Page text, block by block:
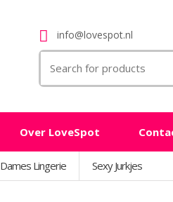
info@lovespot.nl
for:
Over LoveSpot
Dames Lingerie Sexy Jurkjes